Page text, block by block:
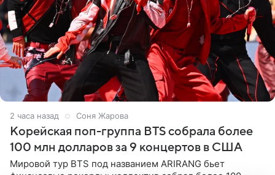
2 часа назад Соня Жарова
Корейская поп-группа BTS собрала более
100 млн долларов за 9 концертов в США
Мировой тур BTS под названием ARIRANG бьет